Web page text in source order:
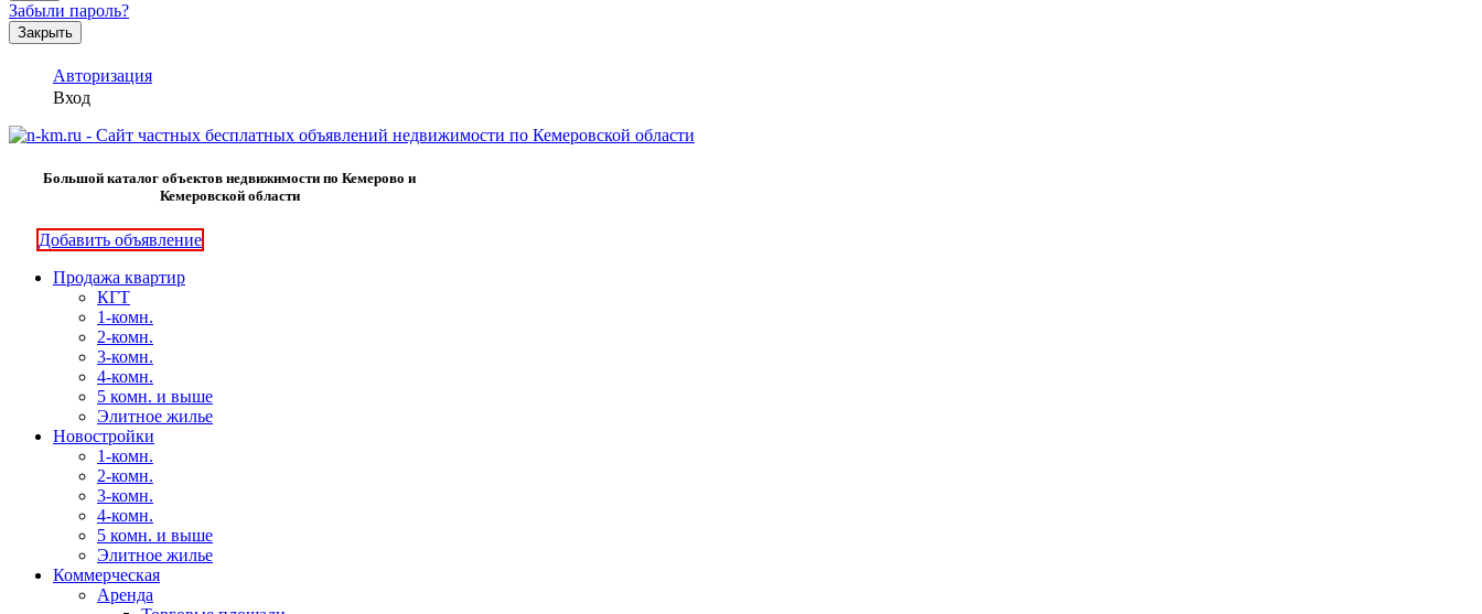
Забыли пароль?
Закрыть
Авторизация
Вход
Большой каталог объектов недвижимости по Кемерово и
Кемеровской области
Добавить объявление
Продажа квартир
КГТ
1-комн.
2-комн.
3-комн.
4-комн.
5 комн. и выше
Элитное жилье
Новостройки
1-комн.
2-комн.
3-комн.
4-комн.
5 комн. и выше
Элитное жилье
Коммерческая
Аренда